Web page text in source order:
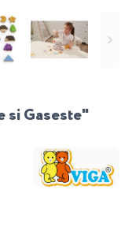
si Gaseste"